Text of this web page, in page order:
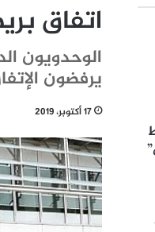
اتفاق
الوحدويون
يرفضون
17 أكتوبر، 2019